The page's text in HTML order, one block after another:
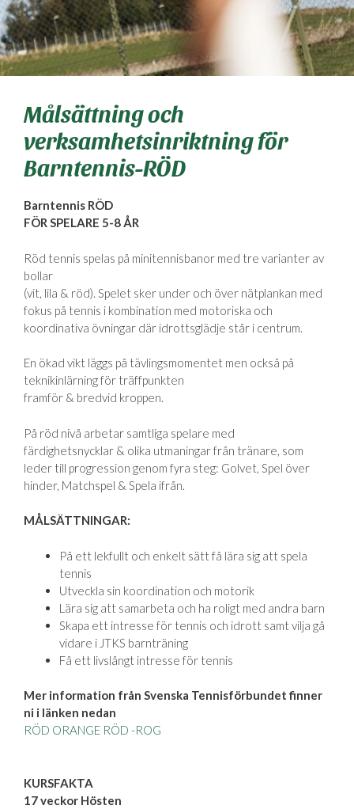
Målsättning och
verksamhetsinriktning för
Barntennis-RÖD
Barntennis RÖD
FÖR SPELARE 5-8 ÅR
Röd tennis spelas på minitennisbanor med tre varianter av
bollar
(vit, lila & röd). Spelet sker under och över nätplankan med
fokus på tennis i kombination med motoriska och
koordinativa övningar där idrottsglädje står i centrum.
En ökad vikt läggs på tävlingsmomentet men också på
teknikinlärning för träffpunkten
framför & bredvid kroppen.
På röd nivå arbetar samtliga spelare med
färdighetsnycklar & olika utmaningar från tränare, som
leder till progression genom fyra steg: Golvet, Spel över
hinder, Matchspel & Spela ifrån.
MÅLSÄTTNINGAR:
På ett lekfullt och enkelt sätt få lära sig att spela
tennis
Utveckla sin koordination och motorik
Lära sig att samarbeta och ha roligt med andra barn
Skapa ett intresse för tennis och idrott samt vilja gå
vidare i JTKS barnträning
Få ett livslångt intresse för tennis
Mer information från Svenska Tennisförbundet finner
ni i länken nedan
RÖD ORANGE RÖD -ROG
KURSFAKTA
17 veckor Hösten